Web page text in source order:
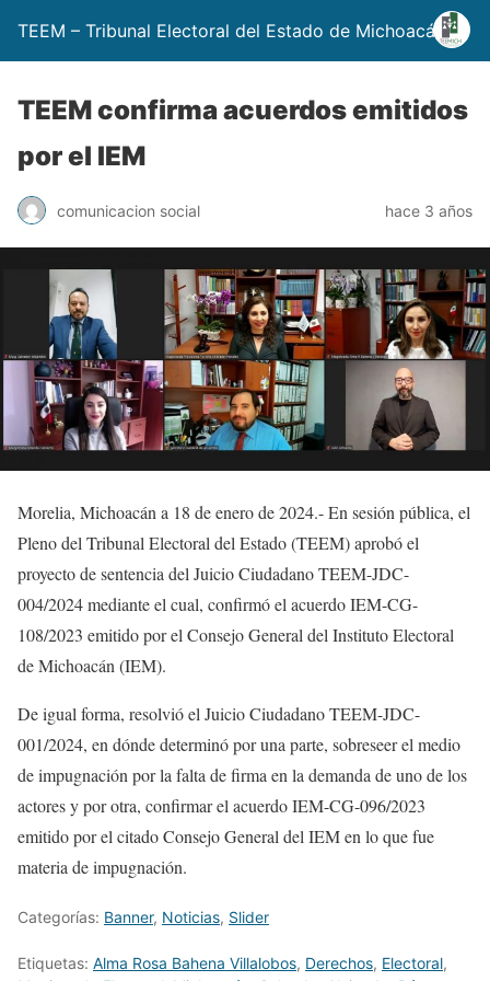
TEEM – Tribunal Electoral del Estado de Michoacán
TEEM confirma acuerdos emitidos
por el IEM
comunicacion social hace 3 años
Morelia, Michoacán a 18 de enero de 2024.- En sesión pública, el
Pleno del Tribunal Electoral del Estado (TEEM) aprobó el
proyecto de sentencia del Juicio Ciudadano TEEM-JDC-
004/2024 mediante el cual, confirmó el acuerdo IEM-CG-
108/2023 emitido por el Consejo General del Instituto Electoral
de Michoacán (IEM).
Deigual forma, resolvió el Juicio Ciudadano TEEM-JDC-
001/2024, en dónde determinó por una parte, sobreseer el medio
de impugnación por la falta de firma en la demanda de uno de los
actores y por otra, confirmar el acuerdo IEM-CG-096/2023
emitido por el citado Consejo General del IEM en lo que fue
materia de impugnación.
Categorías: Banner, Noticias, Slider
Etiquetas: Alma Rosa Bahena Villalobos, Derechos, Electoral,